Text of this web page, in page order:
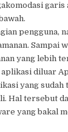
garis
pengguna,
Sampai
yang lebih
diluar
yang
Hal tersebut
yang bakal